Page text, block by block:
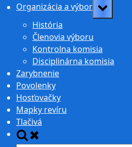
Organizácia a výbor Toggle
sub-
História
Členovia výboru
Kontrolna komisia
Disciplinárna komisia
Zarybnenie
Povolenky
Hosťovačky
Mapky revíru
Tlačivá
Toggle